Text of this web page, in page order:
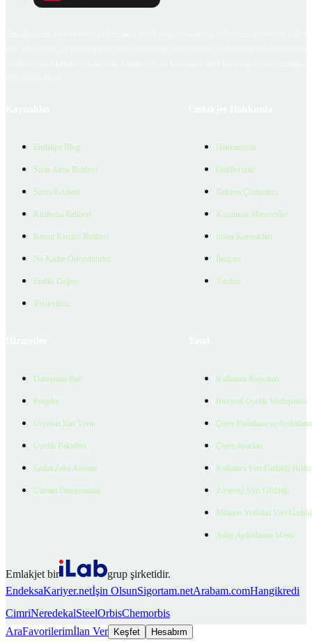
Emlakjet Blog
Satın Alma Rehberi
Satıcı Rehberi
Kiralama Rehberi
Konut Kredisi Rehberi
Ne Kadar Ödeyebilirim
Emlak Değeri
Verilerimiz
Hakkımızda
Ödüllerimiz
Reklam Çözümleri
Kurumsal Materyaller
İnsan Kaynakları
İletişim
Yardım
Danışman Bul
Projeler
Ücretsiz İlan Verin
Üyelik Paketleri
EmlakZeka Asistan
Uzman Danışmanlar
Kullanım Koşulları
Bireysel Üyelik Sözleşmesi
Çerez Politikası ve
Çerez Ayarları
Kullanıcı Veri Gizliliği
Ziyaretçi Veri Gizliliği
Müşteri Yetkilisi Veri
Aday Aydınlatma Metni
Emlakjet bir
grup şirketidir.
EndeksaKariyer.netİşin OlsunSigortam.netArabam.comHangikredi
CimriNeredekalSteelOrbisChemorbis
AraFavorilerimİlan Ver Keşfet Hesabım